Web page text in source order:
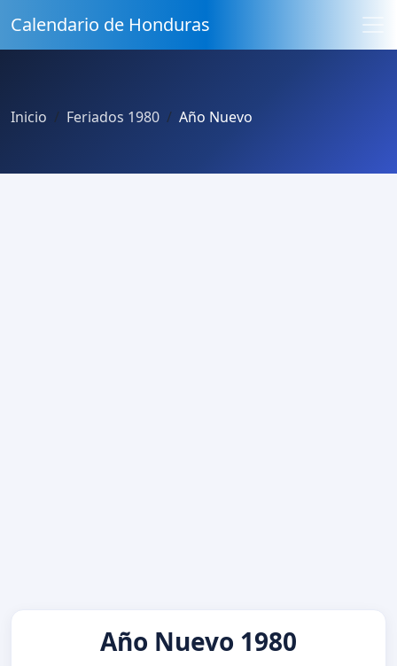
Calendario de Honduras
Inicio Feriados 1980 Año Nuevo
Año Nuevo 1980